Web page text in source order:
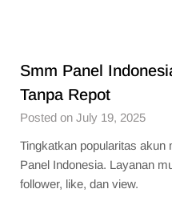
Smm Panel
Tanpa Repot
Posted on July 19, 2025
Tingkatkan popularitas akun
Panel Indonesia. Layanan
follower, like, dan view.